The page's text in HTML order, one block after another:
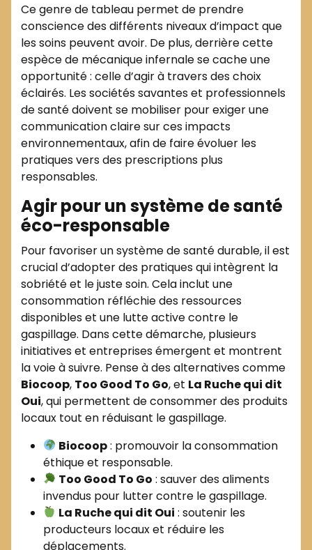
Ce genre de tableau permet de prendre
conscience des différents niveaux d’impact que
les soins peuvent avoir. De plus, derrière cette
espèce de mécanique infernale se cache une
opportunité : celle d’agir à travers des choix
éclairés. Les sociétés savantes et professionnels
de santé doivent se mobiliser pour exiger une
communication claire sur ces impacts
environnementaux, afin de faire évoluer les
pratiques vers des prescriptions plus
responsables.
Agir pour un système de santé
éco-responsable
Pour favoriser un système de santé durable, il est
crucial d’adopter des pratiques qui intègrent la
sobriété et le juste soin. Cela inclut une
consommation réfléchie des ressources
disponibles et une lutte active contre le
gaspillage. Dans cette démarche, plusieurs
initiatives et entreprises émergent et montrent
la voie à suivre. Pense à des alternatives comme
Biocoop, Too Good To Go, et La Ruche qui dit
Oui, qui permettent de consommer des produits
locaux tout en réduisant le gaspillage.
Biocoop: promouvoir la consommation
éthique et responsable.
Too Good To Go : sauver des aliments
invendus pour lutter contre le gaspillage.
La Ruche qui dit Oui : soutenir les
producteurs locaux et réduire les
déplacements.